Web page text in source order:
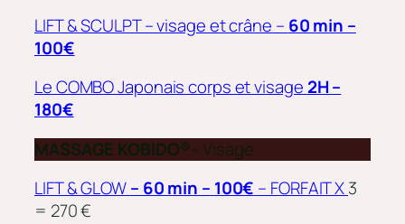
LIFT & SCULPT – visage et crâne – 60 min –
100€
Le COMBO Japonais corps et visage 2H –
180€
MASSAGE KOBIDO®– Visage
LIFT & GLOW– 60 min – 100€ – FORFAIT X3
= 270 €